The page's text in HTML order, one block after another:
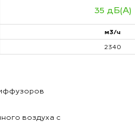
35 дБ(А)
м3/ч
2340
воздуха с